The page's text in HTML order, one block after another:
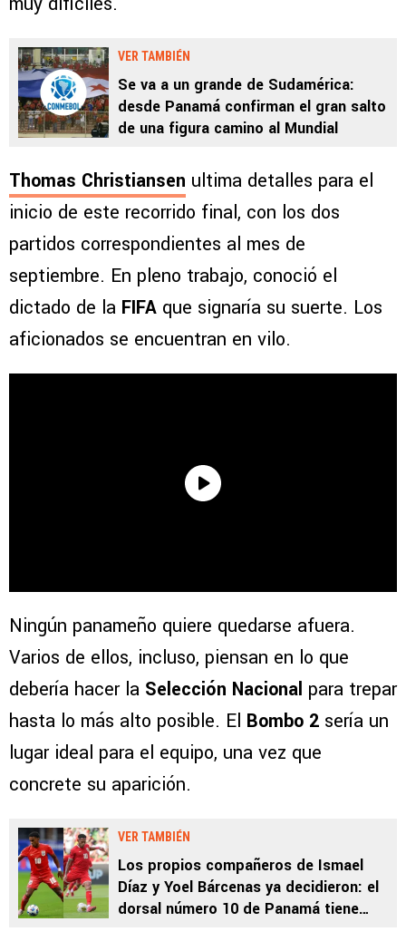
VER TAMBIÉN
Se va a un grande de Sudamérica:
desde Panamá confirman el gran salto
de una figura camino al Mundial
Thomas Christiansen ultima detalles para el
inicio de este recorrido final, con los dos
partidos correspondientes al mes de
septiembre. En pleno trabajo, conoció el
dictado de la FIFA que signaría su suerte. Los
aficionados se encuentran en vilo.
Ningún panameño quiere quedarse afuera.
Varios de ellos, incluso, piensan en lo que
debería hacer la Selección Nacional para trepar
hasta lo más alto posible. El Bombo 2 sería un
lugar ideal para el equipo, una vez que
concrete su aparición.
VER TAMBIÉN
Los propios compañeros de Ismael
Díaz y Yoel Bárcenas ya decidieron: el
dorsal número 10 de Panamá tiene